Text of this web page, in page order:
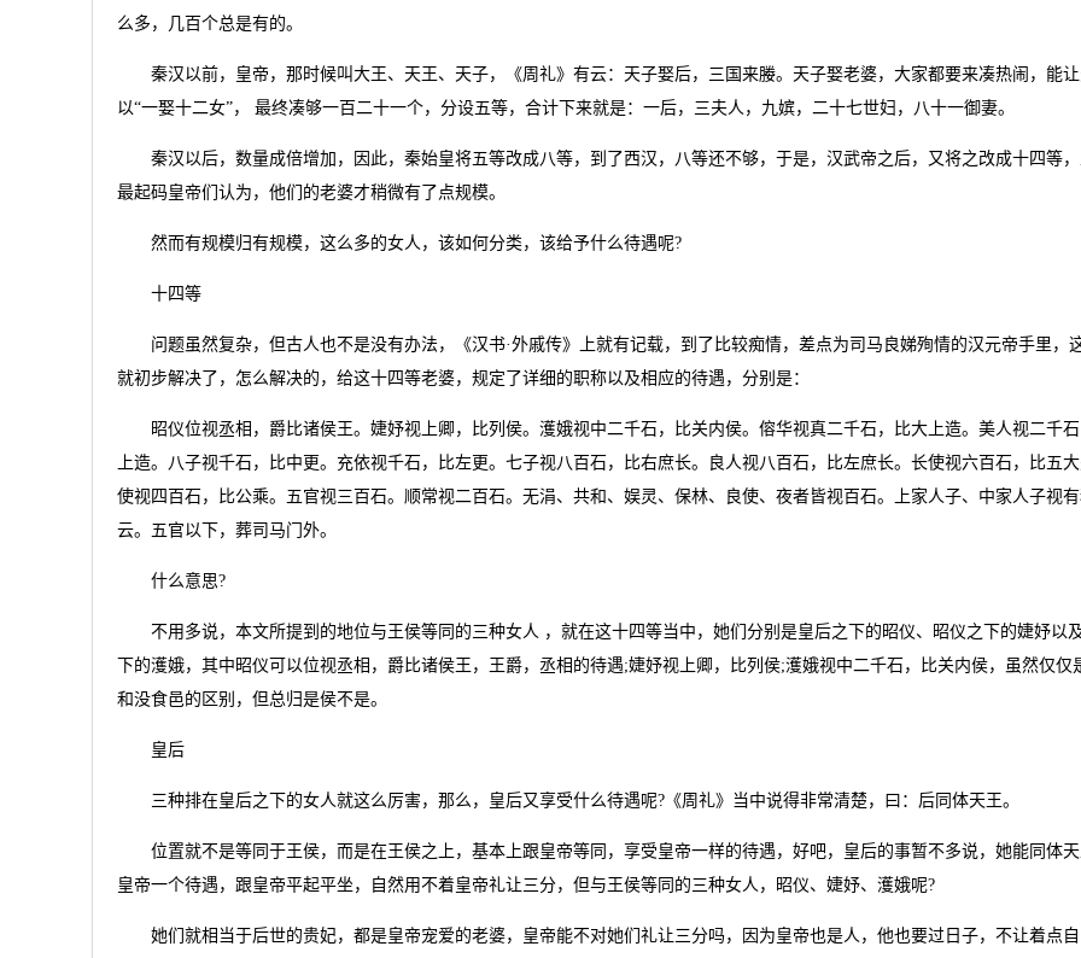
么多，几百个总是有的。
秦汉以前，皇帝，那时候叫大王、天王、天子，《周礼》有云：天子娶后，三国来媵。天子娶老婆，大家都要来凑热闹，能
以“一娶十二女”， 最终凑够一百二十一个，分设五等，合计下来就是：一后，三夫人，九嫔，二十七世妇，八十一御妻。
秦汉以后，数量成倍增加，因此，秦始皇将五等改成八等，到了西汉，八等还不够，于是，汉武帝之后，又将之改成十四等，
最起码皇帝们认为，他们的老婆才稍微有了点规模。
然而有规模归有规模，这么多的女人，该如何分类，该给予什么待遇呢?
十四等
问题虽然复杂，但古人也不是没有办法，《汉书·外戚传》上就有记载，到了比较痴情，差点为司马良娣殉情的汉元帝手里，
就初步解决了，怎么解决的，给这十四等老婆，规定了详细的职称以及相应的待遇，分别是：
昭仪位视丞相，爵比诸侯王。婕妤视上卿，比列侯。濩娥视中二千石，比关内侯。傛华视真二千石，比大上造。美人视二千
上造。八子视千石，比中更。充依视千石，比左更。七子视八百石，比右庶长。良人视八百石，比左庶长。长使视六百石，比五
使视四百石，比公乘。五官视三百石。顺常视二百石。无涓、共和、娱灵、保林、良使、夜者皆视百石。上家人子、中家人子视
云。五官以下，葬司马门外。
什么意思?
不用多说，本文所提到的地位与王侯等同的三种女人 ，就在这十四等当中，她们分别是皇后之下的昭仪、昭仪之下的婕妤以
下的濩娥，其中昭仪可以位视丞相，爵比诸侯王，王爵，丞相的待遇;婕妤视上卿，比列侯;濩娥视中二千石，比关内侯，虽然仅仅
和没食邑的区别，但总归是侯不是。
皇后
三种排在皇后之下的女人就这么厉害，那么，皇后又享受什么待遇呢?《周礼》当中说得非常清楚，曰：后同体天王。
位置就不是等同于王侯，而是在王侯之上，基本上跟皇帝等同，享受皇帝一样的待遇，好吧，皇后的事暂不多说，她能同体
皇帝一个待遇，跟皇帝平起平坐，自然用不着皇帝礼让三分，但与王侯等同的三种女人，昭仪、婕妤、濩娥呢?
她们就相当于后世的贵妃，都是皇帝宠爱的老婆，皇帝能不对她们礼让三分吗，因为皇帝也是人，他也要过日子，不让着点